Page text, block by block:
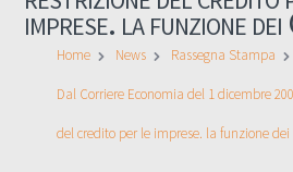
imprese. la funzione
Home News Rassegna Stampa
Dal Corriere Economia del 1 dicembre
del credito per le imprese. la funzione dei